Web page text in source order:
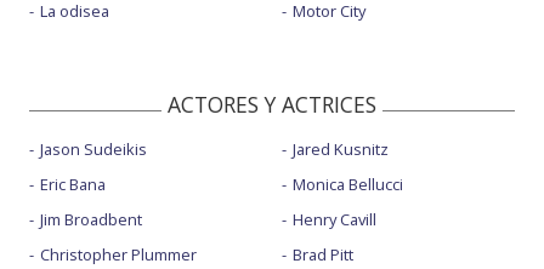
La odisea
Motor City
ACTORES Y ACTRICES
Jason Sudeikis
Eric Bana
Jim Broadbent
Christopher Plummer
Jared Kusnitz
Monica Bellucci
Henry Cavill
Brad Pitt